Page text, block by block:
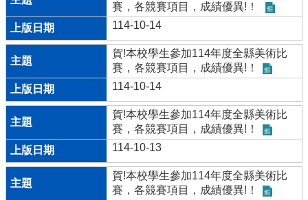
賽，各競賽項目，成績優異!！
114-10-14
賀!本校學生參加114年度全縣美術比
賽，各競賽項目，成績優異!！
114-10-14
賀!本校學生參加114年度全縣美術比
賽，各競賽項目，成績優異!！
114-10-13
賀!本校學生參加114年度全縣美術比
賽，各競賽項目，成績優異!！